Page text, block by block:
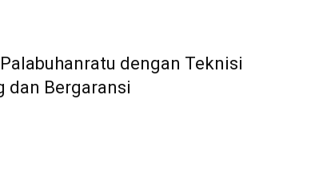
dengan Teknisi
dan Bergaransi